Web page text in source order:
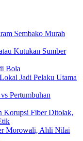
Sembako Murah
Kutukan Sumber
Bola
Jadi Pelaku Utama
Pertumbuhan
Korupsi Fiber Ditolak,
Morowali, Ahli Nilai